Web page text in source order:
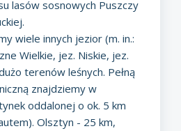
lasów sosnowych Puszczy
wiele innych jezior (m. in.:
Wielkie, jez. Niskie, jez.
terenów leśnych. Pełną
znajdziemy w
oddalonej o ok. 5 km
Olsztyn - 25 km,